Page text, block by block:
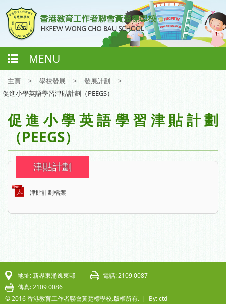
MENU
主頁 > 學校發展 > 發展計劃
>
促進小學英語學習津貼計劃（PEEGS）
促進小學英語學習津貼計劃
（PEEGS）
津貼計劃
津貼計劃檔案
地址: 新界東涌逸東邨
電話: 2109 0087
傳真: 2109 0086
© 2016 香港教育工作者聯會黃楚標學校.版權所有. | By: ctd